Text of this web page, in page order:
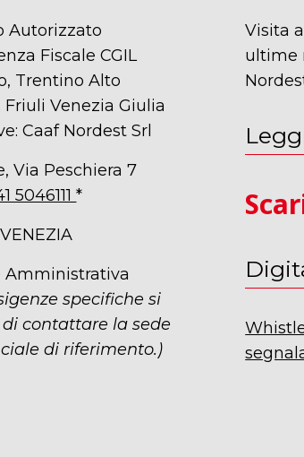
Autorizzato
Fiscale CGIL
Trentino Alto
Friuli Venezia Giulia
Caaf Nordest Srl
Via Peschiera 7
5046111*
Amministrativa
specifiche si
contattare la sede
di riferimento.)
Visita
ultime